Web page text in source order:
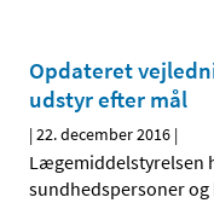
Opdateret
udstyr efter mål
|22. december 2016 |
Lægemiddelstyrelsen
sundhedspersoner